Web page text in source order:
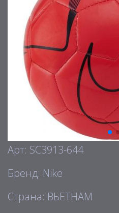
Арт: SC3913-644
Бренд: Nike
Страна: ВЬЕТНАМ